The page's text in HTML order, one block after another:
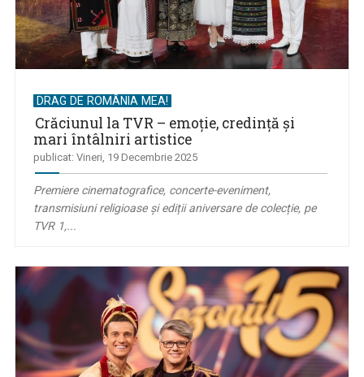
DRAG DE ROMÂNIA MEA!
Crăciunul la TVR – emoție, credință și
mari întâlniri artistice
publicat: Vineri, 19 Decembrie 2025
Premiere cinematografice, concerte-eveniment,
transmisiuni religioase și ediții aniversare de colecție, pe
TVR 1,...